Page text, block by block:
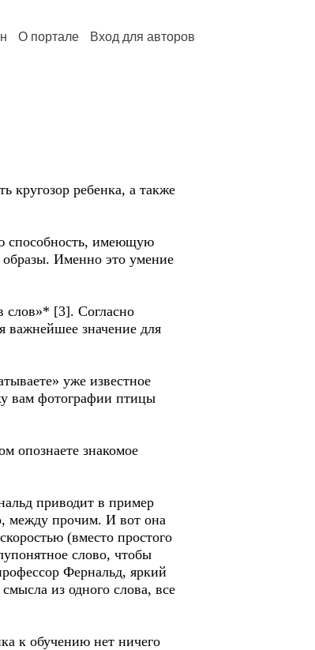
О портале Вход для авторов
кругозор ребенка, а также
способность, имеющую
образы. Именно это умение
слов»* [3]. Согласно
важнейшее значение для
уже известное
вам фотографии птицы
опознаете знакомое
приводит в пример
между прочим. И вот она
(вместо простого
слово, чтобы
Фернальд, яркий
из одного слова, все
к обучению нет ничего